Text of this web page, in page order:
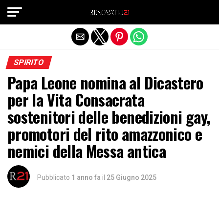
SPIRITO
Papa Leone nomina al Dicastero
per la Vita Consacrata
sostenitori delle benedizioni gay,
promotori del rito amazzonico e
nemici della Messa antica
Pubblicato 1 anno fa il 25 Giugno 2025
Exit mobile version